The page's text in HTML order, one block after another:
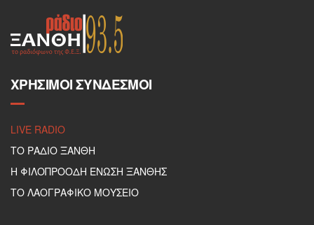
ΧΡΉΣΙΜΟΙ ΣΎΝΔΕΣΜΟΙ
LIVE RADIO
ΤΟ ΡΑΔΙΟ ΞΑΝΘΗ
Η ΦΙΛΟΠΡΟΟΔΗ ΕΝΩΣΗ ΞΑΝΘΗΣ
ΤΟ ΛΑΟΓΡΑΦΙΚΟ ΜΟΥΣΕΙΟ